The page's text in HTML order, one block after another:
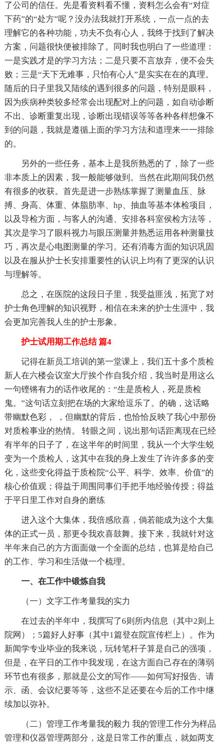
了公司的信任。先是看资料看不懂，资料怎么会有“对症
下药”的“处方”呢？没办法我就打开系统，一点一点的去
理解它的各种功能，功夫不负有心人，我终于找到了解决
方案，问题很快便被排除了。同时我也明白了一些道理：
一是实践才是的学习方法；二是只要不言放弃，便不会失
败；三是“天下无难事，只怕有心人”是实实在在的真理。
随后的日子里我又陆续的遇到很多的问题，特别是眼科，
因为疾病种类较多经常会出现配对上的问题，如自动诊断
不出、诊断重复出现，诊断出现错误等等各种各样想像不
到的问题，我就是遵循上面的学习方法和道理来一一排除
的。
另外的一些任务，基本上是我所熟悉的了，除了一些
非本质上的因素，我一般能够做到。当然在此期间我仍然
有很多的收获。首先是进一步熟练掌握了测量血压、脉
搏、身高、体重、体脂肪率、hp、抽血等基本体检项目，
以及导检方面，与客人的沟通、安排各科室侯检方法等，
其次是学习了眼科视力与眼压测量并熟悉运用各种测量技
巧，再次是心电图测量的学习。还有消毒方面的知识巩固
以及在服从护士长安排重要性的认识上均有了更深的认识
与理解等。
总之，在医院的这段日子里，我受益匪浅，拓宽了对
护士角色理解的知识视野，相信在未来的护士生涯中，我
会更加完善我人生的护士形象。
护士试用期工作总结 篇4
记得在新员工培训的第一堂课上，我们五十多个质检
新人在六楼会议室大厅挨个作自我介绍，我当时是用这么
一句铿锵有力的话作收尾的：“生是质检人，死是质检
鬼。”这句话立刻把在场的大家给逗乐了。的确，这话略
带幽默色彩， ，但幽默的背后，也恰恰反映了我心中那份
对质检事业的热情。 转眼之间，说出那句话距离现在已经
有半年的日子了，在这半年的时间里，我从一个大学生蜕
变为一个质检人，这其中在我的身上发生了许许多多的变
化，这些变化得益于质检院“公平、科学、效率、价值”的
核心价值观；得益于周围同事们手把手地经验传授；得益
于平日里工作对自身的磨练
进入这个大集体，我倍感欣喜，倘若能成为这个大集
体的正式一员，那更令我欢喜鼓舞。接下来，我就针对这
半年来自己的方方面面做一个全面的总结，也算是给自己
的工作、学习和生活做一个梳理。
一、在工作中锻炼自我
（一）文字工作考量我的实力
在过去的半年中，我撰写了6则所内信息（其中2则上
院网）；5篇好人好事（其中1篇登在院宣传栏上）。作为
新闻学专业毕业的我来说，玩转笔杆子算是自己的强项，
但是，在平日的工作中我发现，在这方面自己存在的薄弱
环节也有很多，那就是公文的写作——如何写好报告、请
示、函、会议纪要等等，这些不足还要在今后的工作中继
续加以弥补。
（二）管理工作考量我的毅力 我的管理工作分为样品
管理和仪器管理两部分，这是日常工作的重点，就如两支